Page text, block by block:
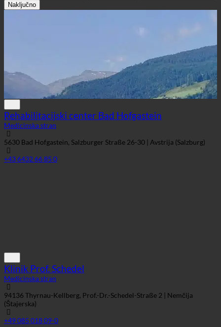
Naključno
Rehabilitacijski center Bad Hofgastein
Medicinska stran
5630 Bad Hofgastein, Salzburger Straße 26-30 | Avstrija (Salzburg)
+43 6432 66 85 0
Klinik Prof. Schedel
Medicinska stran
94136 Thyrnau-Kellberg, Prof.-Dr.-Schedel-Straße 2 | Nemčija
(Štajerska)
+49 085 018 09-0